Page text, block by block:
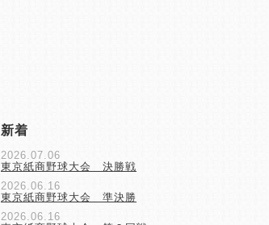
新着
2026.07.06
東京紙商野球大会 決勝戦
2026.06.16
東京紙商野球大会 準決勝
2026.06.16